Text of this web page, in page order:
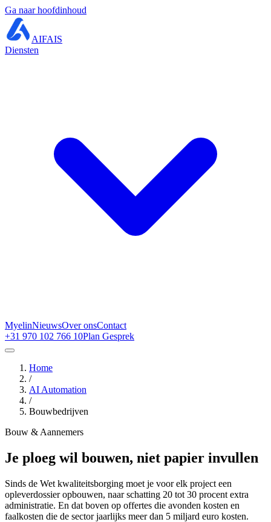
Ga naar hoofdinhoud
AIFAIS
Diensten
MyelinNieuwsOver onsContact
+31 970 102 766 10Plan Gesprek
Home
/
AI Automation
/
Bouwbedrijven
Bouw & Aannemers
Je ploeg wil bouwen, niet papier invullen
Sinds de Wet kwaliteitsborging moet je voor elk project een
opleverdossier opbouwen, naar schatting 20 tot 30 procent extra
administratie. En dat boven op offertes die avonden kosten en
faalkosten die de sector jaarlijks meer dan 5 miljard euro kosten.